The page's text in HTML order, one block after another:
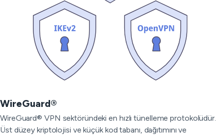
WireGuard®
WireGuard® VPN sektöründeki en hızlı tünelleme protokolüdür.
Üst düzey kriptolojisi ve küçük kod tabanı, dağıtımını ve